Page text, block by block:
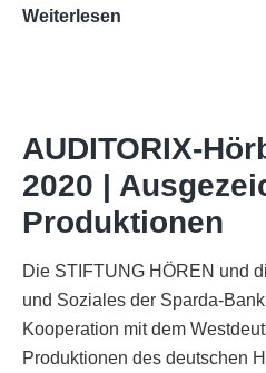
Weiterlesen
Funkhaus
Köln
AUDITORIX-
2020 |
Produktionen
Die STIFTUNG HÖREN und
und Soziales der Sparda-
Kooperation mit dem
Produktionen des deutschen